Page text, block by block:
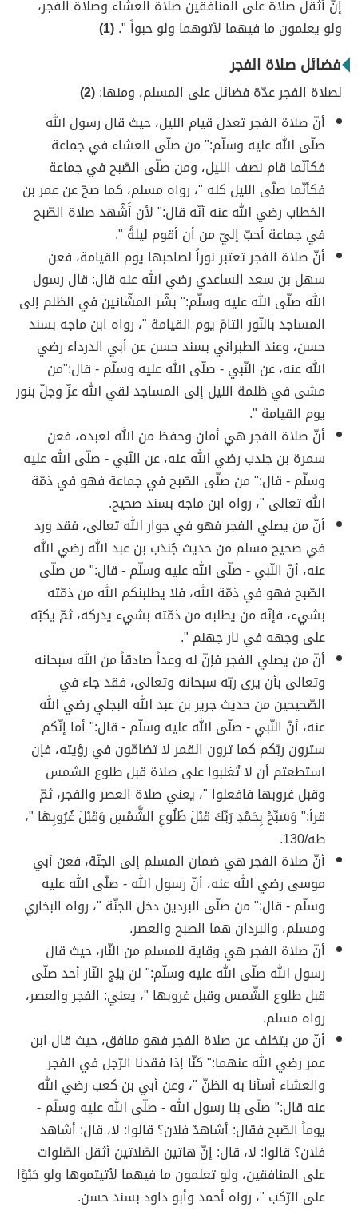
إنّ أثقل صلاة على المنافقين صلاة العشاء وصلاة الفجر،
ولو يعلمون ما فيهما لأتوهما ولو حبواً ".(1)
فضائل صلاة الفجر
لصلاة الفجر عدّة فضائل على المسلم، ومنها:(2)
أنّ صلاة الفجر تعدل قيام الليل، حيث قال رسول الله
صلّى الله عليه وسلّم:" من صلّى العشاء في جماعة
فكأنّما قام نصف الليل، ومن صلّى الصّبح في جماعة
فكأنّما صلّى الليل كله "، رواه مسلم، كما صحّ عن عمر بن
الخطاب رضي الله عنه أنّه قال:" لأن أَشْهد صلاة الصّبح
في جماعة أحبّ إليّ من أن أقوم ليلةً ".
أنّ صلاة الفجر تعتبر نوراً لصاحبها يوم القيامة، فعن
سهل بن سعد الساعدي رضي الله عنه قال: قال رسول
الله صلّى الله عليه وسلّم:" بشّر المشّائين في الظلم إلى
المساجد بالنّور التامّ يوم القيامة "، رواه ابن ماجه بسند
حسن، وعند الطبراني بسند حسن عن أبي الدرداء رضي
الله عنه، عن النّبي - صلّى الله عليه وسلّم - قال:"من
مشى في ظلمة الليل إلى المساجد لقي الله عزّ وجلّ بنور
يوم القيامة ".
أنّ صلاة الفجر هي أمان وحفظ من الله لعبده، فعن
سمرة بن جندب رضي الله عنه، عن النّبي - صلّى الله عليه
وسلّم - قال:" من صلّى الصّبح في جماعة فهو في ذمّة
الله تعالى "، رواه ابن ماجه بسند صحيح.
أنّ من يصلي الفجر فهو في جوار الله تعالى، فقد ورد
في صحيح مسلم من حديث جُندَب بن عبد الله رضي الله
عنه، أنّ النّبي - صلّى الله عليه وسلّم - قال:" من صلّى
الصّبح فهو في ذمّة الله، فلا يطلبنكم الله من ذمّته
بشيء، فإنّه من يطلبه من ذمّته بشيء يدركه، ثمّ يكبّه
على وجهه في نار جهنم ".
أنّ من يصلي الفجر فإنّ له وعداً صادقاً من الله سبحانه
وتعالى بأن يرى ربّه سبحانه وتعالى، فقد جاء في
الصّحيحين من حديث جرير بن عبد الله البجلي رضي الله
عنه، أنّ النّبي - صلّى الله عليه وسلّم - قال:" أما إنّكم
سترون ربّكم كما ترون القمر لا تضامّون في رؤيته، فإن
استطعتم أن لا تُغلبوا على صلاة قبل طلوع الشمس
وقبل غروبها فافعلوا "، يعني صلاة العصر والفجر، ثمّ
قرأ:" وَسَبِّحْ بِحَمْدِ رَبِّكَ قَبْلَ طُلُوعِ الشَّمْسِ وَقَبْلَ غُرُوبِهَا "،
طه/130.
أنّ صلاة الفجر هي ضمان المسلم إلى الجنّة، فعن أبي
موسى رضي الله عنه، أنّ رسول الله - صلّى الله عليه
وسلّم - قال:" من صلّى البردين دخل الجنّة "، رواه البخاري
ومسلم، والبردان هما الصبح والعصر.
أنّ صلاة الفجر هي وقاية للمسلم من النّار، حيث قال
رسول الله صلّى الله عليه وسلّم:" لن يَلِج النّار أحد صلّى
قبل طلوع الشّمس وقبل غروبها "، يعني: الفجر والعصر،
رواه مسلم.
أنّ من يتخلف عن صلاة الفجر فهو منافق، حيث قال ابن
عمر رضي الله عنهما:" كنّا إذا فقدنا الرّجل في الفجر
والعشاء أسأنا به الظنّ "، وعن أبي بن كعب رضي الله
عنه قال:" صلّى بنا رسول الله - صلّى الله عليه وسلّم -
يوماً الصّبح فقال: أشاهدٌ فلان؟ قالوا: لا، قال: أشاهد
فلان؟ قالوا: لا، قال: إنّ هاتين الصّلاتين أثقل الصّلوات
على المنافقين، ولو تعلمون ما فيهما لأتيتموها ولو حَبْوًا
على الرّكب "، رواه أحمد وأبو داود بسند حسن.